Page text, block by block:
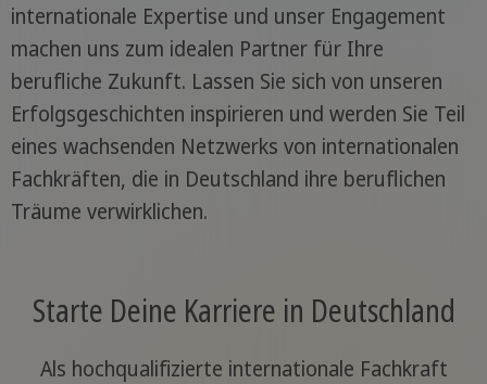
internationale Expertise und unser Engagement
machen uns zum idealen Partner für Ihre
berufliche Zukunft. Lassen Sie sich von unseren
Erfolgsgeschichten inspirieren und werden Sie Teil
eines wachsenden Netzwerks von internationalen
Fachkräften, die in Deutschland ihre beruflichen
Träume verwirklichen.
Starte Deine Karriere in Deutschland
Als hochqualifizierte internationale Fachkraft